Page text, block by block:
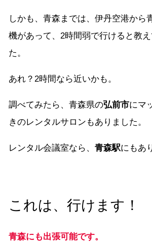
しかも、青森までは、伊丹空港から
機があって、2時間弱で行けると教
た。
あれ？2時間なら近いかも。
調べてみたら、青森県の弘前市にマ
きのレンタルサロンもありました。
レンタル会議室なら、 青森駅にもあ
これは、行けます！
青森にも出張可能です。